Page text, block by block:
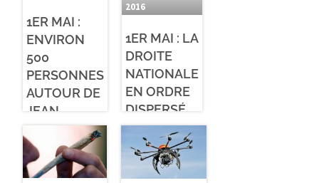
1ER MAI :
ENVIRON
500
PERSONNES
AUTOUR DE
JEAN-
MARIE LE
PEN
2016
1ER MAI : LA
DROITE
NATIONALE
EN ORDRE
DISPERSÉ